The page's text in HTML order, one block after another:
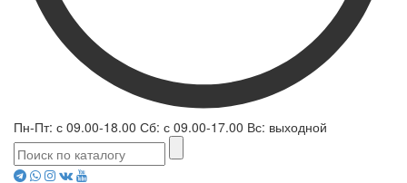
Пн-Пт: с 09.00-18.00 Сб: с 09.00-17.00 Вс: выходной